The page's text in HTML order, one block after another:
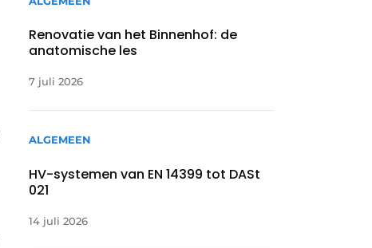
Renovatie van het Binnenhof: de
anatomische les
7 juli 2026
ALGEMEEN
HV-systemen van EN 14399 tot DASt
021
14 juli 2026